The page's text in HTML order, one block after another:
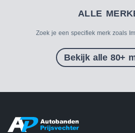
ALLE
Zoek je een specifiek merk zoals
Bekijk alle 80+